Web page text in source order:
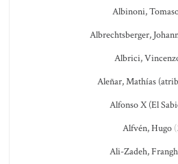
Albinoni,
Albrechtsberger,
Albrici,
Aleñar, Mathías
Alfonso X (El
Alfvén, Hugo
Ali-Zadeh,